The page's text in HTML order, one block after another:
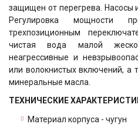
защищен от перегрева. Насосы
Регулировка мощности
трехпозиционным
чистая вода малой
неагрессивные и
или волокнистых включений,
минеральные масла.
ТЕХНИЧЕСКИЕ
Материал корпуса - чугун